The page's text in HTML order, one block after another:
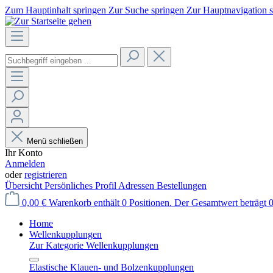
Zum Hauptinhalt springen Zur Suche springen Zur Hauptnavigation
Menü schließen
Ihr Konto
Anmelden
oderregistrieren
Übersicht Persönliches Profil Adressen Bestellungen
0,00 € Warenkorb enthält 0 Positionen. Der Gesamtwert beträgt
Home
Wellenkupplungen
Zur Kategorie Wellenkupplungen
Elastische Klauen- und Bolzenkupplungen